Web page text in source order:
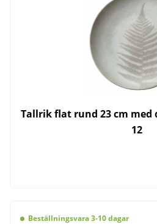
Tallrik flat rund 23 cm med
12
Beställningsvara 3-10 dagar